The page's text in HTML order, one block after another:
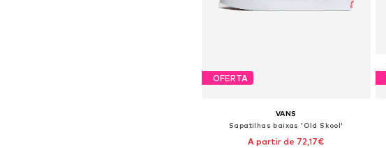
OFERTA
VANS
Sapatilhas baixas 'Old Skool'
A partir de 72,17€